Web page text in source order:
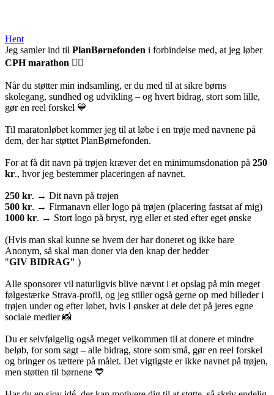
Hent
Jeg samler ind til PlanBørnefonden i forbindelse med, at jeg løber
CPH marathon 🏃‍♂️
Når du støtter min indsamling, er du med til at sikre børns
skolegang, sundhed og udvikling – og hvert bidrag, stort som lille,
gør en reel forskel 💙
Til maratonløbet kommer jeg til at løbe i en trøje med navnene på
dem, der har støttet PlanBørnefonden.
For at få dit navn på trøjen kræver det en minimumsdonation på 250
kr., hvor jeg bestemmer placeringen af navnet.
250 kr. → Dit navn på trøjen
500 kr. → Firmanavn eller logo på trøjen (placering fastsat af mig)
1000 kr. → Stort logo på bryst, ryg eller et sted efter eget ønske
(Hvis man skal kunne se hvem der har doneret og ikke bare
Anonym, så skal man doner via den knap der hedder
"GIV BIDRAG" )
Alle sponsorer vil naturligvis blive nævnt i et opslag på min meget
følgestærke Strava-profil, og jeg stiller også gerne op med billeder i
trøjen under og efter løbet, hvis I ønsker at dele det på jeres egne
sociale medier 📸
Du er selvfølgelig også meget velkommen til at donere et mindre
beløb, for som sagt – alle bidrag, store som små, gør en reel forskel
og bringer os tættere på målet. Det vigtigste er ikke navnet på trøjen,
men støtten til børnene 💙